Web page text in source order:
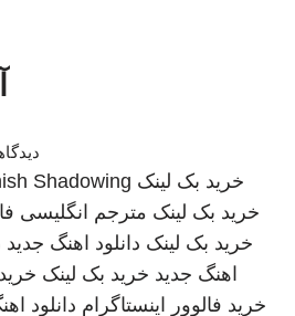
خرید بک لینک Shadowing
خرید بک لینک مترجم انگلیسی
خرید بک لینک دانلود اهنگ جدید
اهنگ جدید خرید بک لینک
خرید فالوور اینستاگرام دانلود